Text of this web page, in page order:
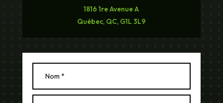
1816 1re Avenue A
Québec, QC, G1L 3L9